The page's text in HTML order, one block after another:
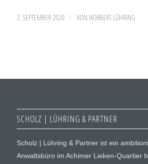
3. SEPTEMBER 2020 / VON NORBERT LÜHRING
SCHOLZ | LÜHRING & PARTNER
Scholz | Lühring & Partner ist ein
Anwaltsbüro im Achimer Lieken-Quartier